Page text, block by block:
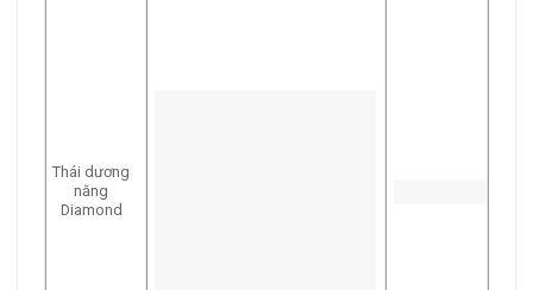
Thái dương
năng
Diamond